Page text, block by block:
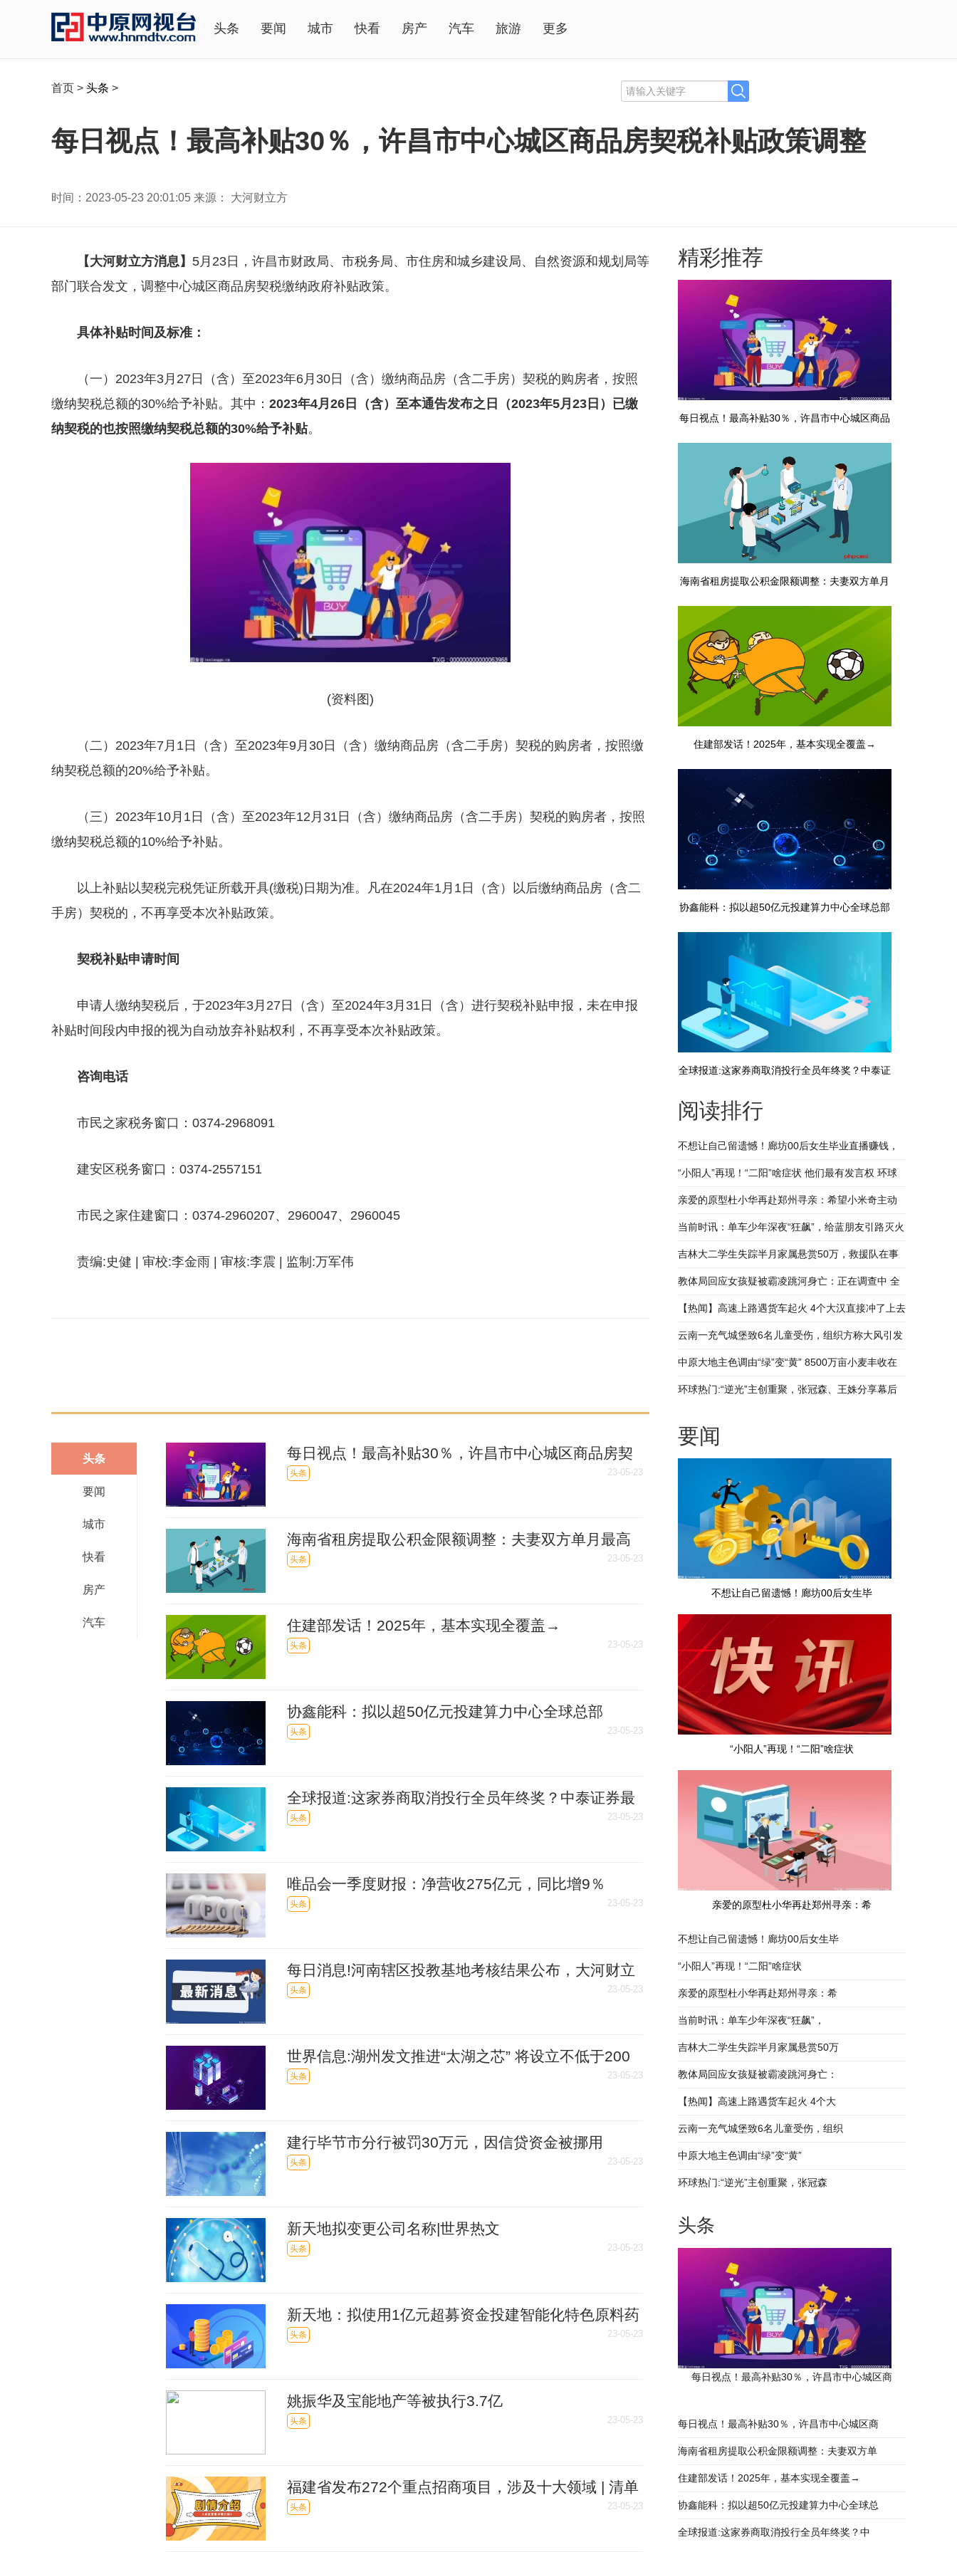
头条 要闻 城市 快看 房产 汽车 旅游 更多
首页 > 头条 >
每日视点！最高补贴30％，许昌市中心城区商品房契税补贴政策调整
时间：2023-05-23 20:01:05 来源： 大河财立方
【大河财立方消息】 5月23日，许昌市财政局、市税务局、市住房和城乡建设局、自然资源和规划局等
部门联合发文，调整中心城区商品房契税缴纳政府补贴政策。
具体补贴时间及标准：
（一）2023年3月27日（含）至2023年6月30日（含）缴纳商品房（含二手房）契税的购房者，按照
缴纳契税总额的30%给予补贴。其中： 2023年4月26日（含）至本通告发布之日（2023年5月23日）已缴
纳契税的也按照缴纳契税总额的30%给予补贴。
(资料图)
（二）2023年7月1日（含）至2023年9月30日（含）缴纳商品房（含二手房）契税的购房者，按照缴
纳契税总额的20%给予补贴。
（三）2023年10月1日（含）至2023年12月31日（含）缴纳商品房（含二手房）契税的购房者，按照
缴纳契税总额的10%给予补贴。
以上补贴以契税完税凭证所载开具(缴税)日期为准。凡在2024年1月1日（含）以后缴纳商品房（含二
手房）契税的，不再享受本次补贴政策。
契税补贴申请时间
申请人缴纳契税后，于2023年3月27日（含）至2024年3月31日（含）进行契税补贴申报，未在申报
补贴时间段内申报的视为自动放弃补贴权利，不再享受本次补贴政策。
咨询电话
市民之家税务窗口：0374-2968091
建安区税务窗口：0374-2557151
市民之家住建窗口：0374-2960207、2960047、2960045
责编:史健 | 审校:李金雨 | 审核:李震 | 监制:万军伟
头条
要闻
城市
快看
房产
汽车
每日视点！最高补贴30％，许昌市中心城区商品房契
税补贴政策调整
头条 23-05-23
海南省租房提取公积金限额调整：夫妻双方单月最高
3000元
头条 23-05-23
住建部发话！2025年，基本实现全覆盖→
头条 23-05-23
协鑫能科：拟以超50亿元投建算力中心全球总部
头条 23-05-23
全球报道:这家券商取消投行全员年终奖？中泰证券最
新回应来了
头条 23-05-23
唯品会一季度财报：净营收275亿元，同比增9％
头条 23-05-23
每日消息!河南辖区投教基地考核结果公布，大河财立
方投教基地等获评优秀
头条 23-05-23
世界信息:湖州发文推进“太湖之芯” 将设立不低于200
亿元产业基金
头条 23-05-23
建行毕节市分行被罚30万元，因信贷资金被挪用
头条 23-05-23
新天地拟变更公司名称|世界热文
头条 23-05-23
新天地：拟使用1亿元超募资金投建智能化特色原料药
配套产业链项目-世界球精选
头条 23-05-23
姚振华及宝能地产等被执行3.7亿
头条 23-05-23
福建省发布272个重点招商项目，涉及十大领域 | 清单
_当前视讯
头条 23-05-23
精彩推荐
每日视点！最高补贴30％，许昌市中心城区商品
海南省租房提取公积金限额调整：夫妻双方单月
住建部发话！2025年，基本实现全覆盖→
协鑫能科：拟以超50亿元投建算力中心全球总部
全球报道:这家券商取消投行全员年终奖？中泰证
券最新回应来了
阅读排行
不想让自己留遗憾！廊坊00后女生毕业直播赚钱，
24小时照顾渐冻症妈妈
“小阳人”再现！“二阳”啥症状 他们最有发言权 环球
简讯
亲爱的原型杜小华再赴郑州寻亲：希望小米奇主动
出来采血 当前播报
当前时讯：单车少年深夜“狂飙”，给蓝朋友引路灭火
吉林大二学生失踪半月家属悬赏50万，救援队在事
发江面多次打捞均无线索
教体局回应女孩疑被霸凌跳河身亡：正在调查中 全
球看热讯
【热闻】高速上路遇货车起火 4个大汉直接冲了上去
云南一充气城堡致6名儿童受伤，组织方称大风引发
事故，多部门介入调查_世界最新
中原大地主色调由“绿”变“黄” 8500万亩小麦丰收在
望｜起飞吧河南_天天头条
环球热门:“逆光”主创重聚，张冠森、王姝分享幕后
要闻
不想让自己留遗憾！廊坊00后女生毕
“小阳人”再现！“二阳”啥症状
亲爱的原型杜小华再赴郑州寻亲：希
不想让自己留遗憾！廊坊00后女生毕
“小阳人”再现！“二阳”啥症状
亲爱的原型杜小华再赴郑州寻亲：希
当前时讯：单车少年深夜“狂飙”，
吉林大二学生失踪半月家属悬赏50万
教体局回应女孩疑被霸凌跳河身亡：
【热闻】高速上路遇货车起火 4个大
云南一充气城堡致6名儿童受伤，组织
中原大地主色调由“绿”变“黄”
环球热门:“逆光”主创重聚，张冠森
头条
每日视点！最高补贴30％，许昌市中心城区商
每日视点！最高补贴30％，许昌市中心城区商
海南省租房提取公积金限额调整：夫妻双方单
住建部发话！2025年，基本实现全覆盖→
协鑫能科：拟以超50亿元投建算力中心全球总
全球报道:这家券商取消投行全员年终奖？中